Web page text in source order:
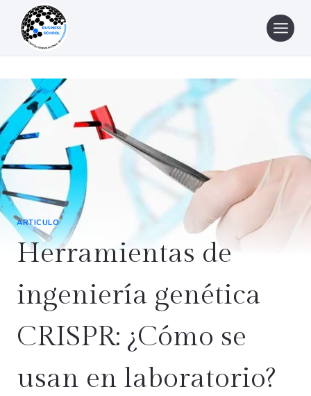
contenido
ARTICULO
Herramientas de
ingeniería genética
CRISPR: ¿Cómo se
usan en laboratorio?